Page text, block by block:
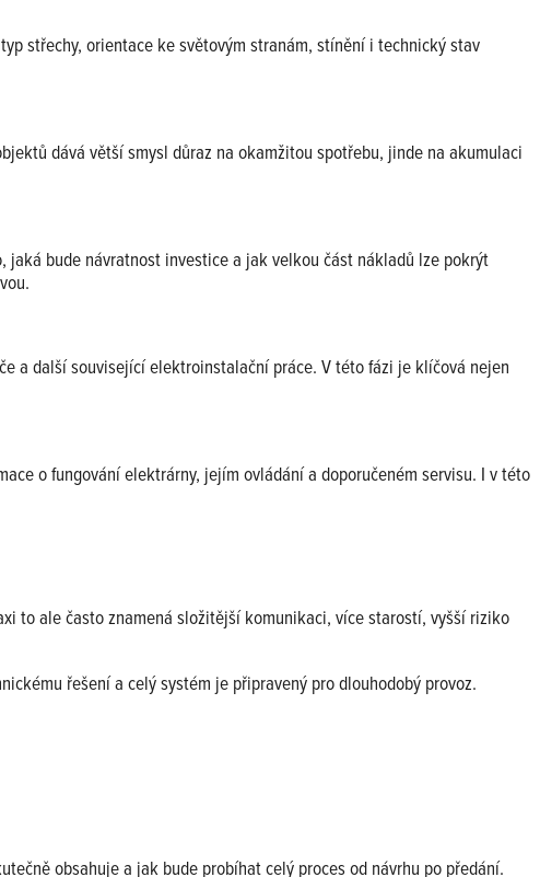
střechy, orientace ke světovým stranám, stínění i technický stav
dává větší smysl důraz na okamžitou spotřebu, jinde na akumulaci
bude návratnost investice a jak velkou část nákladů lze pokrýt
a další související elektroinstalační práce. V této fázi je klíčová nejen
o fungování elektrárny, jejím ovládání a doporučeném servisu. I v této
to ale často znamená složitější komunikaci, více starostí, vyšší riziko
řešení a celý systém je připravený pro dlouhodobý provoz.
obsahuje a jak bude probíhat celý proces od návrhu po předání.